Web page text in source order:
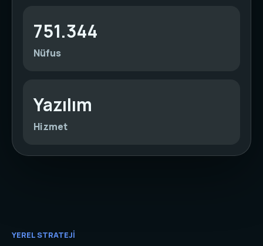
751.344
Nüfus
Yazılım
Hizmet
YEREL STRATEJI